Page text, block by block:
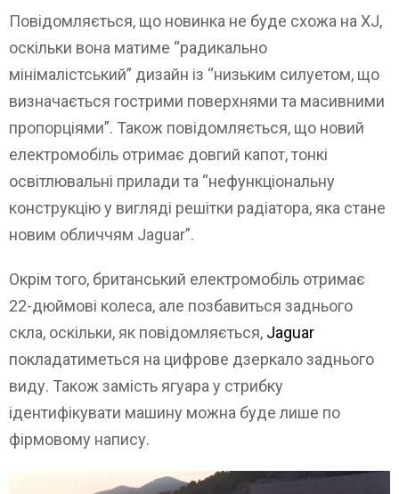
Повідомляється, що новинка не буде схожа на XJ,
оскільки вона матиме “радикально
мінімалістський” дизайн із “низьким силуетом, що
визначається гострими поверхнями та масивними
пропорціями”. Також повідомляється, що новий
електромобіль отримає довгий капот, тонкі
освітлювальні прилади та “нефункціональну
конструкцію у вигляді решітки радіатора, яка стане
новим обличчям Jaguar”.
Окрім того, британський електромобіль отримає
22-дюймові колеса, але позбавиться заднього
скла, оскільки, як повідомляється, Jaguar
покладатиметься на цифрове дзеркало заднього
виду. Також замість ягуара у стрибку
ідентифікувати машину можна буде лише по
фірмовому напису.